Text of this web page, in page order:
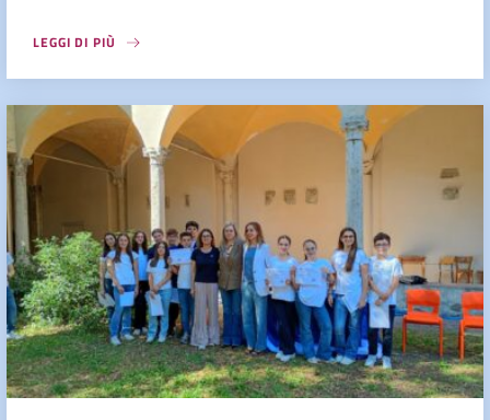
LEGGI DI PIÙ